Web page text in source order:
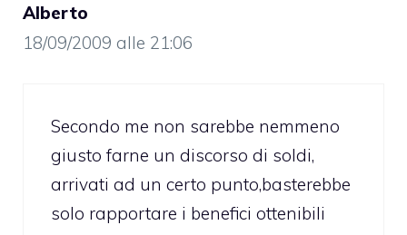
Alberto
18/09/2009 alle 21:06
Secondo me non sarebbe nemmeno
giusto farne un discorso di soldi,
arrivati ad un certo punto,basterebbe
solo rapportare i benefici ottenibili